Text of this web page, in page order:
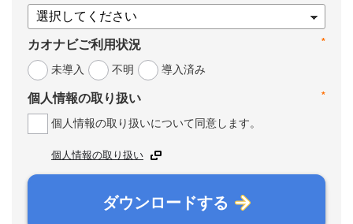
*
カオナビご利用状況
未導入
不明 導入済み
*
個人情報の取り扱い
個人情報の取り扱いについて同意します。
個人情報の取り扱い
ダウンロードする